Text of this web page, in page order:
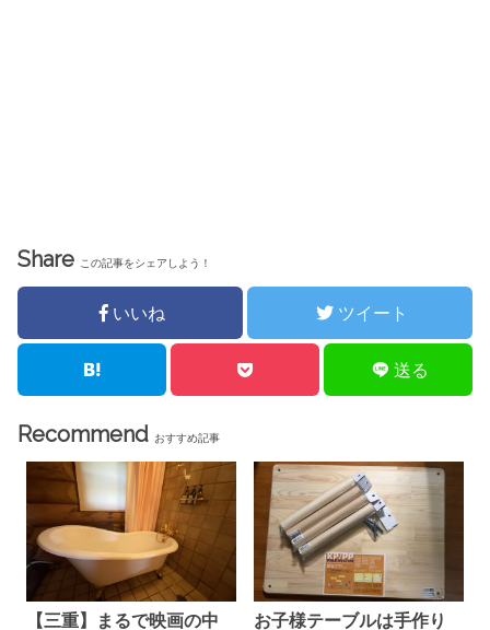
Share この記事をシェアしよう！
いいね ツイート
送る
Recommend おすすめ記事
【三重】まるで映画の中
お子様テーブルは手作り